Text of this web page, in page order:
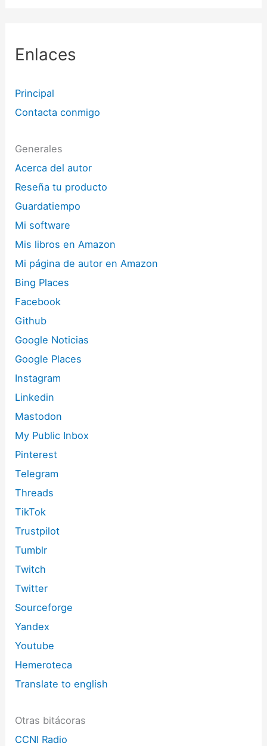
Enlaces
Principal
Contacta conmigo
Generales
Acerca del autor
Reseña tu producto
Guardatiempo
Mi software
Mis libros en Amazon
Mi página de autor en Amazon
Bing Places
Facebook
Github
Google Noticias
Google Places
Instagram
Linkedin
Mastodon
My Public Inbox
Pinterest
Telegram
Threads
TikTok
Trustpilot
Tumblr
Twitch
Twitter
Sourceforge
Yandex
Youtube
Hemeroteca
Translate to english
Otras bitácoras
CCNI Radio